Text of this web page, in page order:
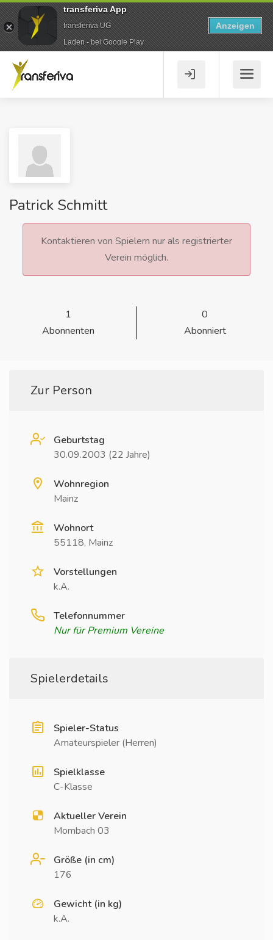
Patrick Schmitt
Kontaktieren von Spielern nur als registrierter
Verein möglich.
1
Abonnenten
0
Abonniert
Zur Person
Geburtstag
30.09.2003 (22 Jahre)
Wohnregion
Mainz
Wohnort
55118, Mainz
Vorstellungen
k.A.
Telefonnummer
Nur für Premium Vereine
Spielerdetails
Spieler-Status
Amateurspieler (Herren)
Spielklasse
C-Klasse
Aktueller Verein
Mombach 03
Größe (in cm)
176
Gewicht (in kg)
k.A.
transferiva App
transferiva UG
Laden - bei Google Play
Anzeigen